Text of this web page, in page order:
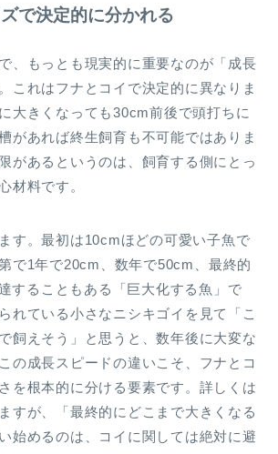
で決定的に分かれる
、もっとも現実的に重要なのが「成長
これはフナとコイで決定的に異なりま
大きくなっても30cm前後で頭打ちに
があれば終生飼育も不可能ではありま
があるというのは、飼育する側にとっ
材料です。
す。最初は10cmほどの可愛い子魚で
で1年で20cm、数年で50cm、最終的
することもある「巨大化する魚」で
れている小さなニシキゴイを見て「こ
飼えそう」と思うと、数年後に大変な
の成長スピードの違いこそ、フナとコ
を根本的に分ける要素です。詳しくは
すが、「最終的にどこまで大きくなる
始めるのは、コイに関しては絶対に避